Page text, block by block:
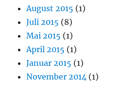
August 2015 (1)
Juli 2015 (8)
Mai 2015 (1)
April 2015 (1)
Januar 2015 (1)
November 2014 (1)